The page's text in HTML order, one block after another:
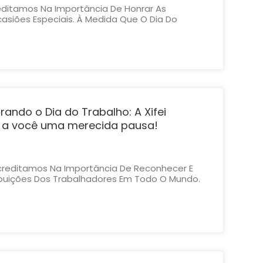
Na Importância De Honrar As
Especiais. À Medida Que O Dia Do
Uma Celebração Dupla Desses Feriados
Fará Uma Pequena Pa...
o Dia do Trabalho: A Xifei
você uma merecida pausa!
Na Importância De Reconhecer E
Dos Trabalhadores Em Todo O Mundo.
Se Aproxima, Estendemos O Nosso
Todos Os Trabalhadores Pela Sua
Em Comemoração A Es...